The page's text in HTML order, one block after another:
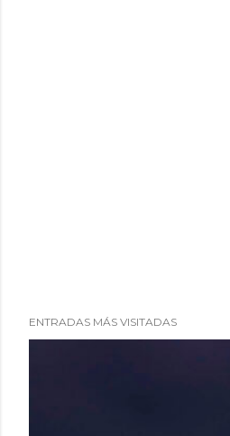
ENTRADAS MÁS VISITADAS